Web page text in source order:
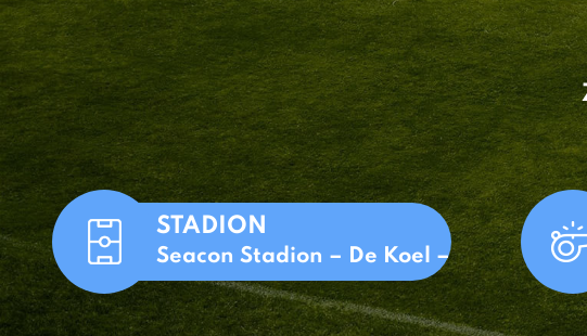
STADION
Seacon Stadion – De Koel –